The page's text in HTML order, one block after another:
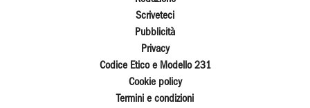
Scriveteci
Pubblicità
Privacy
Codice Etico e Modello 231
Cookie policy
Termini e condizioni